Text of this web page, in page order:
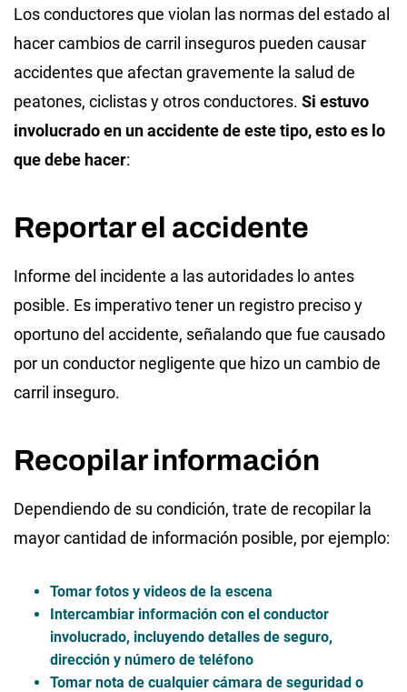
Los conductores que violan las normas del estado al
hacer cambios de carril inseguros pueden causar
accidentes que afectan gravemente la salud de
peatones, ciclistas y otros conductores. Si estuvo
involucrado en un accidente de este tipo, esto es lo
que debe hacer:
Reportar el accidente
Informe del incidente a las autoridades lo antes
posible. Es imperativo tener un registro preciso y
oportuno del accidente, señalando que fue causado
por un conductor negligente que hizo un cambio de
carril inseguro.
Recopilar información
Dependiendo de su condición, trate de recopilar la
mayor cantidad de información posible, por ejemplo:
Tomar fotos y videos de la escena
Intercambiar información con el conductor
involucrado, incluyendo detalles de seguro,
dirección y número de teléfono
Tomar nota de cualquier cámara de seguridad o